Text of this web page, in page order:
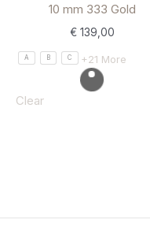
10 mm 333 Gold
€139,00
A B C +21 More
Clear